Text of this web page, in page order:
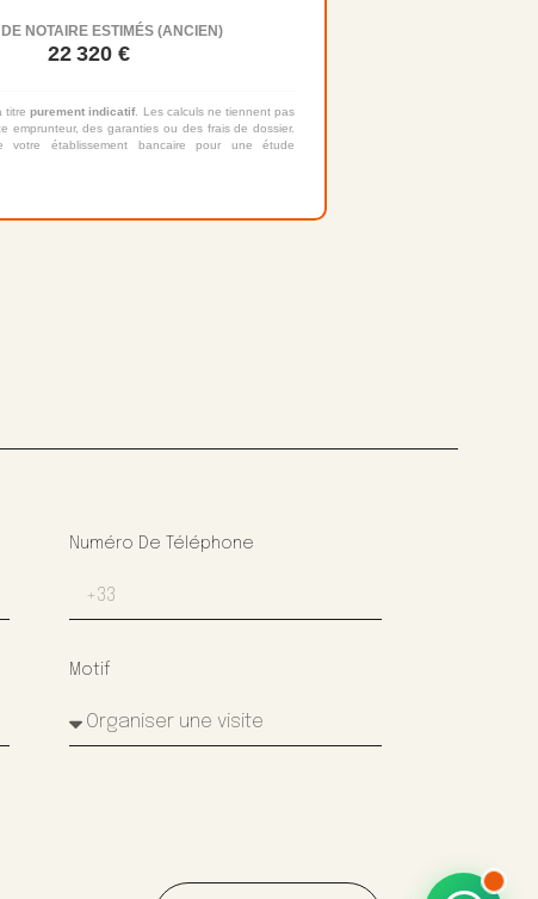
NOTAIRE ESTIMÉS (ANCIEN)
22 320€
titrepurement indicatif. Les calculs ne tiennent pas
emprunteur, des garanties ou des frais de dossier.
votre établissement bancaire pour une étude
Numéro De Téléphone
Motif